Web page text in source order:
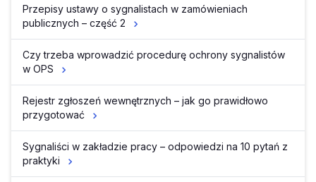
Przepisy ustawy o sygnalistach w zamówieniach
publicznych – część 2
Czy trzeba wprowadzić procedurę ochrony sygnalistów
w OPS
Rejestr zgłoszeń wewnętrznych – jak go prawidłowo
przygotować
Sygnaliści w zakładzie pracy – odpowiedzi na 10 pytań z
praktyki